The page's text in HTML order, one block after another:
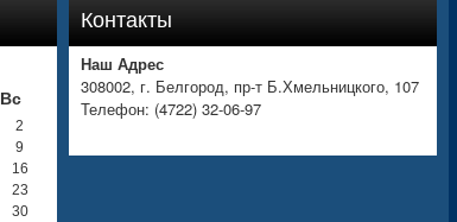
Вс
2
9
16
23
30
Контакты
Наш Адрес
308002, г. Белгород, пр-т Б.Хмельницкого, 107
Телефон: (4722) 32-06-97